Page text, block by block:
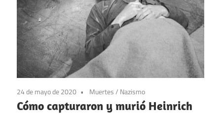
24 de mayo de 2020 Muertes/ Nazismo
Cómo capturaron y murió Heinrich